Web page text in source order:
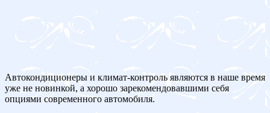
Автокондиционеры и климат-контроль являются в наше время
уже не новинкой, а хорошо зарекомендовавшими себя
опциями современного автомобиля.